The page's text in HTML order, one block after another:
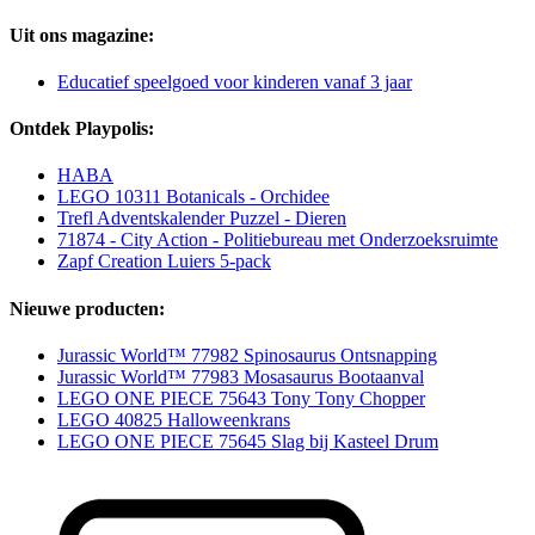
Uit ons magazine:
Educatief speelgoed voor kinderen vanaf 3 jaar
Ontdek Playpolis:
HABA
LEGO 10311 Botanicals - Orchidee
Trefl Adventskalender Puzzel - Dieren
71874 - City Action - Politiebureau met Onderzoeksruimte
Zapf Creation Luiers 5-pack
Nieuwe producten:
Jurassic World™ 77982 Spinosaurus Ontsnapping
Jurassic World™ 77983 Mosasaurus Bootaanval
LEGO ONE PIECE 75643 Tony Tony Chopper
LEGO 40825 Halloweenkrans
LEGO ONE PIECE 75645 Slag bij Kasteel Drum